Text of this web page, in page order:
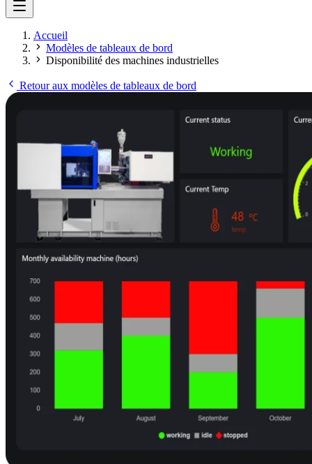
Accueil
Modèles de tableaux de bord
Disponibilité des machines industrielles
Retour aux modèles de tableaux de bord